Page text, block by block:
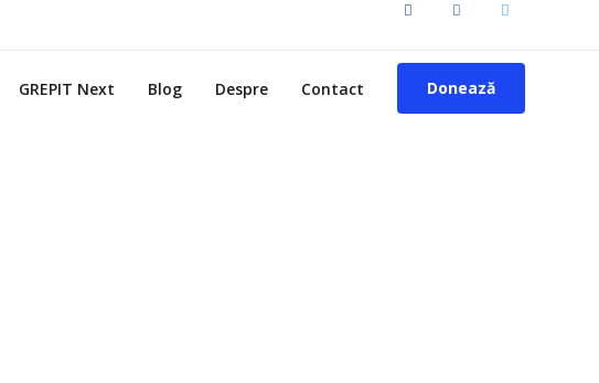
GREPIT Next Blog Despre Contact Donează